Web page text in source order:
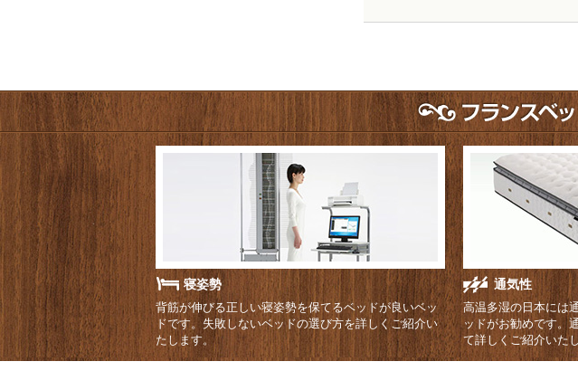
寝姿勢
背筋が伸びる正しい寝姿勢を保てるベッドが良いベッ
ドです。失敗しないベッドの選び方を詳しくご紹介い
たします。
通気性
高温多湿の日本には
ッドがお勧めです。
て詳しくご紹介いた